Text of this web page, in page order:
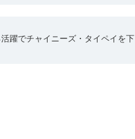
躍でチャイニーズ・タイペイを下